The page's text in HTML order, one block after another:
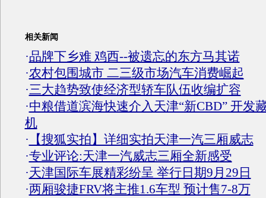
相关新闻
·品牌下乡难 鸡西--被遗忘的东方马其诺
·农村包围城市 二三级市场汽车消费崛起
·三大趋势致使经济型轿车队伍收编扩容
·中粮借道滨海快速介入天津“新CBD” 开发
机
· 【搜狐实拍】详细实拍天津一汽三厢威志
·专业评论:天津一汽威志三厢全新感受
·天津国际车展精彩纷呈 举行日期9月29日
·两厢骏捷FRV将主推1.6车型 预计售7-8万